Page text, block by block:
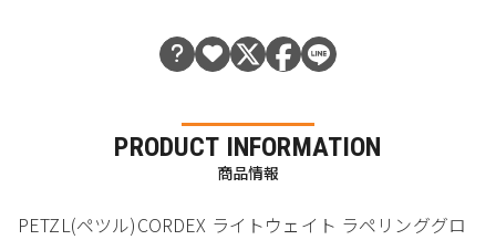
PRODUCT INFORMATION
商品情報
PETZL(ペツル)CORDEX ライトウェイト ラペリンググロ